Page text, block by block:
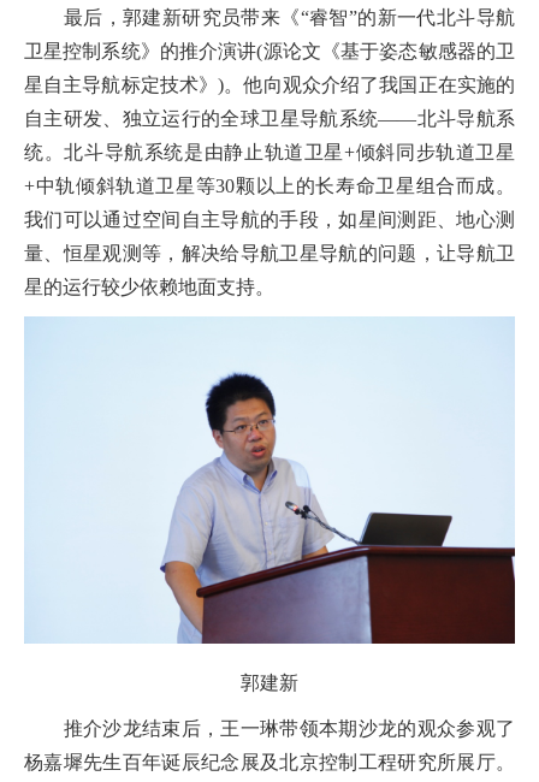
最后，郭建新研究员带来《“睿智”的新一代北斗导航
卫星控制系统》的推介演讲(源论文《基于姿态敏感器的卫
星自主导航标定技术》)。他向观众介绍了我国正在实施的
自主研发、独立运行的全球卫星导航系统——北斗导航系
统。北斗导航系统是由静止轨道卫星+倾斜同步轨道卫星
+中轨倾斜轨道卫星等30颗以上的长寿命卫星组合而成。
我们可以通过空间自主导航的手段，如星间测距、地心测
量、恒星观测等，解决给导航卫星导航的问题，让导航卫
星的运行较少依赖地面支持。
郭建新
推介沙龙结束后，王一琳带领本期沙龙的观众参观了
杨嘉墀先生百年诞辰纪念展及北京控制工程研究所展厅。